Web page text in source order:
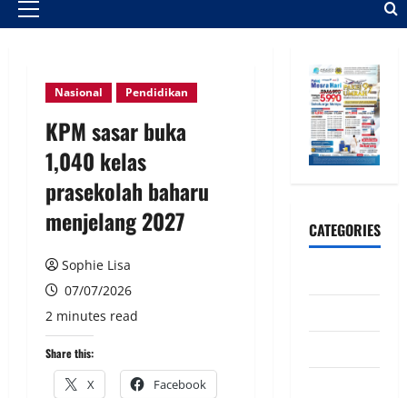
Nasional Pendidikan
KPM sasar buka
1,040 kelas
prasekolah baharu
menjelang 2027
Sophie Lisa
07/07/2026
2 minutes read
Share this:
X Facebook
CATEGORIES